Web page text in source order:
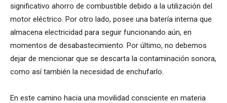
significativo ahorro de combustible debido a la utilización del
motor eléctrico. Por otro lado, posee una batería interna que
almacena electricidad para seguir funcionando aún, en
momentos de desabastecimiento. Por último, no debemos
dejar de mencionar que se descarta la contaminación sonora,
como así también la necesidad de enchufarlo.
En este camino hacia una movilidad consciente en materia